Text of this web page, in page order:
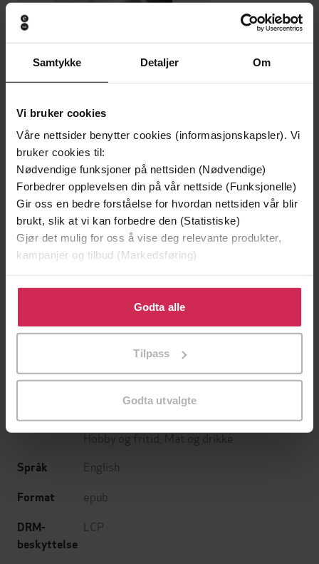
Samtykke Detaljer Om
Vi bruker cookies
Våre nettsider benytter cookies (informasjonskapsler). Vi
bruker cookies til:
Nødvendige funksjoner på nettsiden (Nødvendige)
Forbedrer opplevelsen din på vår nettside (Funksjonelle)
Gir oss en bedre forståelse for hvordan nettsiden vår blir
brukt, slik at vi kan forbedre den (Statistiske)
Gjør det mulig for oss å vise deg relevante produkter,
kampanjer og tilbud (Markedsføring)
Klikk på «Godta alle» for å gi oss ditt samtykke til å
bruke cookies for alle disse formålene. Du kan også
tilpasse ditt samtykke til spesifikke formål ved å klikke
Godta alle
Tilpass
Godta utvalgte
249,-
I et hus i Alvdal
Anne-Britt Harsem
EBOK
Undertittel Simple and tasty ideas for spoon-feeding
and baby-led weaning
Forfattere Rana Conway(forfatter)
White Ladder
Sjanger Helse og livsstil,Dokumentar og fakta,
Hobby og fritid,Mat og drikke
Språk English
Format epub
DRM-
beskyttelse
LCP